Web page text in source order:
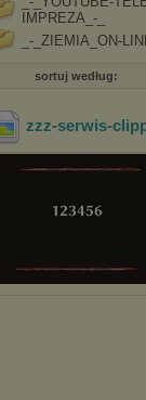
IMPREZA_-_
_-_ZIEMIA_ON-
sortuj według:
zzz-serwis-